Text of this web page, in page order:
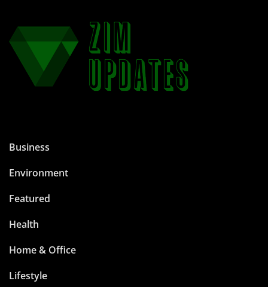
Business
Environment
Featured
Health
Home & Office
Lifestyle